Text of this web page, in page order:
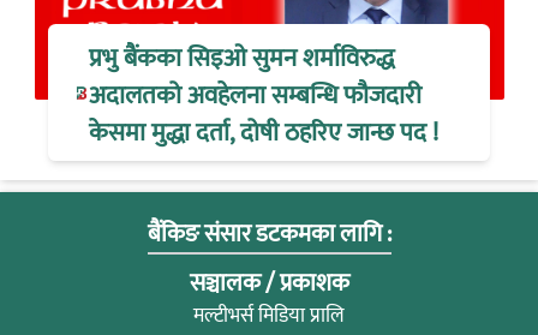
प्रभु बैंकका सिइओ सुमन शर्माविरुद्ध
अदालतको अवहेलना सम्बन्धि फौजदारी
केसमा मुद्धा दर्ता, दोषी ठहरिए जान्छ पद !
बैंकिङ संसार डटकमका लागि :
सञ्चालक / प्रकाशक
मल्टीभर्स मिडिया प्रालि